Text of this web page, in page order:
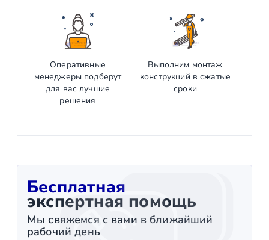
Оперативные
менеджеры подберут
для вас лучшие
решения
Выполним монтаж
конструкций в сжатые
сроки
Бесплатная
экспертная помощь
Мы свяжемся с вами в ближайший
рабочий день